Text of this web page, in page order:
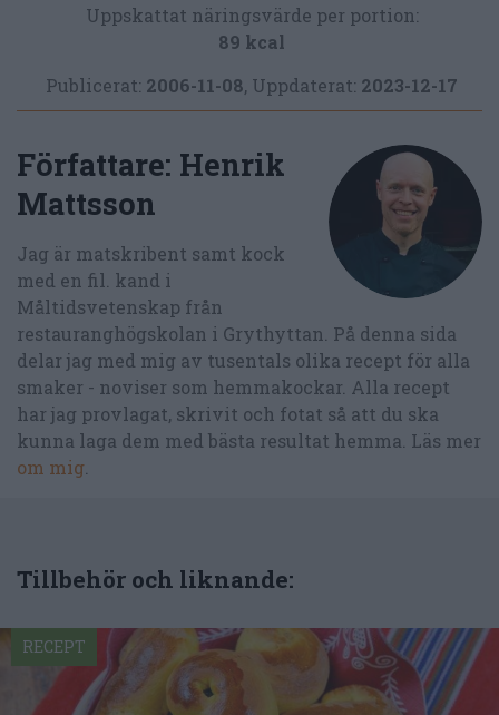
Uppskattat näringsvärde per portion:
89 kcal
Publicerat: 2006-11-08, Uppdaterat: 2023-12-17
Författare: Henrik
Mattsson
Jag är matskribent samt kock
med en fil. kand i
Måltidsvetenskap från
restauranghögskolan i Grythyttan. På denna sida
delar jag med mig av tusentals olika recept för alla
smaker - noviser som hemmakockar. Alla recept
har jag provlagat, skrivit och fotat så att du ska
kunna laga dem med bästa resultat hemma. Läs mer
om mig
Tillbehör och liknande:
RECEPT